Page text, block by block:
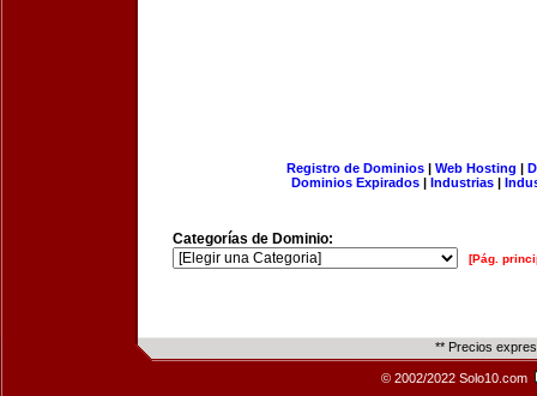
Registro de Dominios| Web Hosting |
Dominios Expirados | Industrias |
Categorías de Dominio:
[Pág.
** Precios
© 2002/2022 Solo10.com